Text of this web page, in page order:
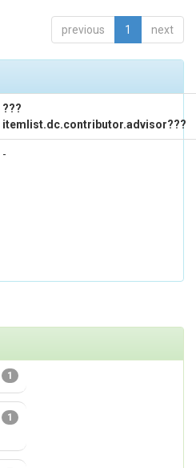
previous 1 next
???
itemlist.dc.contributor.advisor???
-
1
1